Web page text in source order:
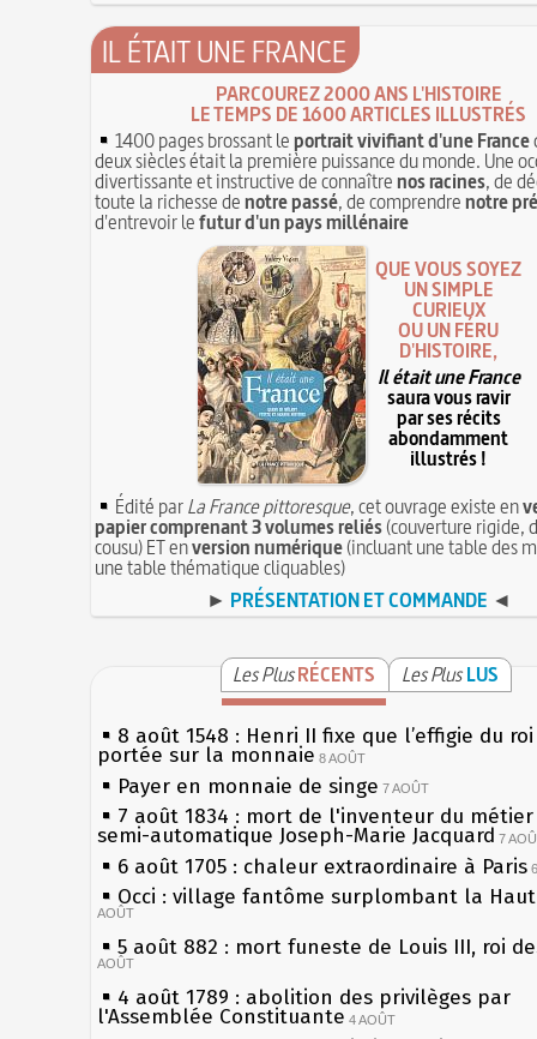
IL ÉTAIT UNE FRANCE
PARCOUREZ 2000 ANS L'HISTOIRE
LE TEMPS DE 1600 ARTICLES ILLUSTRÉS
1400 pages brossant leportrait vivifiant d'une France
deux siècles était la première puissance du monde. Une
divertissante et instructive de connaîtrenos racines, de
toute la richesse denotre passé, de comprendrenotre
d'entrevoir lefutur d'un pays millénaire
QUE VOUS SOYEZ
UN SIMPLE
CURIEUX
OU UN FÉRU
D'HISTOIRE,
Il était une France
saura vous ravir
par ses récits
abondamment
illustrés !
Édité parLa France pittoresque, cet ouvrage existe en
papier comprenant 3 volumes reliés(couverture rigide,
cousu) ET enversion numérique(incluant une table des
une table thématique cliquables)
► PRÉSENTATION ET COMMANDE ◄
Les PlusRÉCENTS Les Plus LUS
8 août 1548 : Henri II fixe que l’effigie du
portée sur la monnaie 8 AOÛT
Payer en monnaie de singe 7 AOÛT
7 août 1834 : mort de l'inventeur du
semi-automatique Joseph-Marie Jacquard 7
6 août 1705 : chaleur extraordinaire à Paris
Occi : village fantôme surplombant la
AOÛT
5 août 882 : mort funeste de Louis III, roi
AOÛT
4 août 1789 : abolition des privilèges par
l'Assemblée Constituante 4 AOÛT